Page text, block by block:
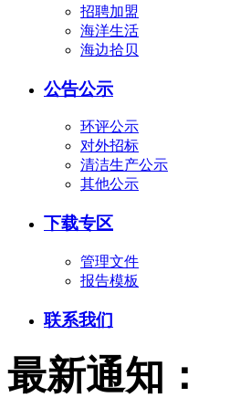
招聘加盟
海洋生活
海边拾贝
公告公示
环评公示
对外招标
清洁生产公示
其他公示
下载专区
管理文件
报告模板
联系我们
最新通知：